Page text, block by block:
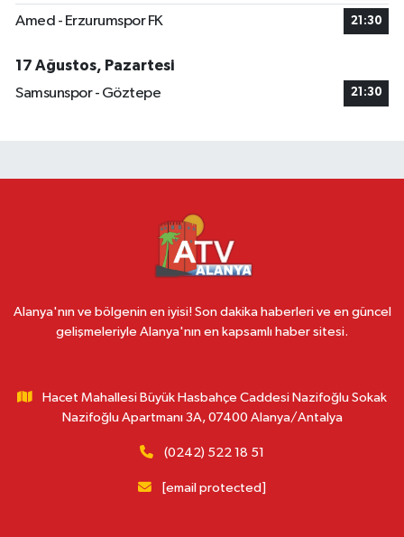
Amed - Erzurumspor FK 21:30
17 Ağustos, Pazartesi
Samsunspor - Göztepe
21:30
Alanya'nın ve bölgenin en iyisi! Son dakika haberleri ve en güncel
gelişmeleriyle Alanya'nın en kapsamlı haber sitesi.
Hacet Mahallesi Büyük Hasbahçe Caddesi Nazifoğlu Sokak
Nazifoğlu Apartmanı 3A, 07400 Alanya/Antalya
(0242) 522 18 51
[email protected]